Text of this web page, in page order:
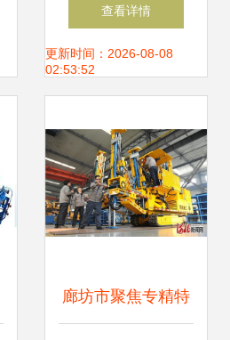
化玻璃设备与数控
查看详情
更新时间：2026-08-08
02:53:52
廊坊市聚焦专精特